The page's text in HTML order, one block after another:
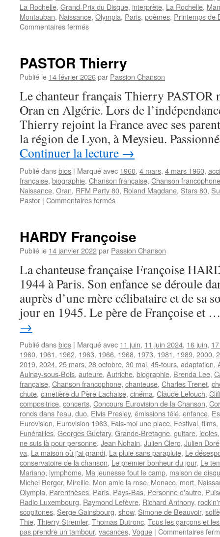
La Rochelle, Grand-Prix du Disque, interprète, La Rochelle,
Montauban, Naissance, Olympia, Paris, poèmes, Printemps de
Commentaires ferméssur
PASTOR Thierry
Publié le 14 février 2026par Passion Chanson
Le chanteur français Thierry PASTOR
Oran en Algérie. Lors de
Thierry rejoint la France avec ses
la région de Lyon, à Meysieu.
Continuer la lecture →
Publié dansbios | Marqué avec 1960, 4 mars, 4 mars 1960,
française, biographie, Chanson française, Chanson francophone
Naissance, Oran, RFM Party 80, Roland Magdane, Stars 80,
Pastor | Commentaires ferméssur
HARDY Françoise
Publié le 14 janvier 2022par Passion Chanson
La chanteuse française Françoise
1944 à Paris. Son enfance se déroule
auprès d’une mère célibataire et de sa
jour en 1945. Le père de Françoise et
→
Publié dansbios | Marqué avec 11 juin, 11 juin 2024, 16 juin,
1960, 1961, 1962, 1963, 1966, 1968, 1973, 1981, 1989, 2000,
2019, 2024, 25 mars, 28 octobre, 30 mai, 45-tours, adaptation,
Aulnay-sous-Bois, auteure, Autriche, biographie, Brenda Lee,
française, Chanson francophone, chanteuse, Charles Trenet,
chute, cimetière du Père Lachaise, cinéma, Claude Lelouch,
compositrice, concerts, Concours Eurovision de la Chanson,
ronds dans l'eau, duo, Elvis Presley, émissions télé, enfance,
Eurovision, Eurovision 1963, Fais-moi une place, Festival, films,
Funérailles, Georges Guétary, Grande-Bretagne, guitare, idoles
ne suis là pour personne, Jean Nohain, Julien Clerc, Julien Doré
va, La maison où j'ai grandi, La pluie sans parapluie, Le
conservatoire de la chanson, Le premier bonheur du jour, Le
Mariano, lymphome, Ma jeunesse fout le camp, maison de
Michel Berger, Mireille, Mon amie la rose, Monaco, mort,
Olympia, Parenthèses, Paris, Pays-Bas, Personne d'autre,
Radio Luxembourg, Raymond Lefèvre, Richard Anthony,
scopitones, Serge Gainsbourg, show, Simone de Beauvoir,
Thie, Thierry Stremler, Thomas Dutronc, Tous les garçons et
pas prendre un tambour, vacances, Vogue | Commentaires